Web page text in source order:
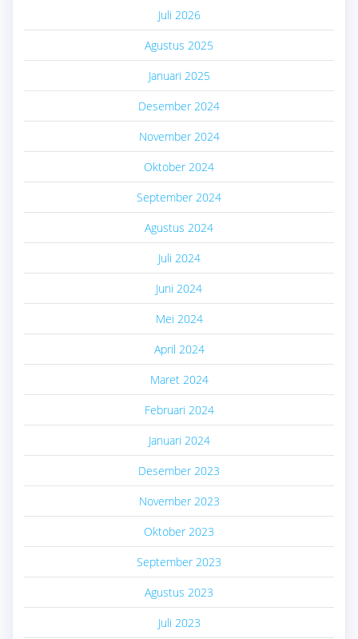
Juli 2026
Agustus 2025
Januari 2025
Desember 2024
November 2024
Oktober 2024
September 2024
Agustus 2024
Juli 2024
Juni 2024
Mei 2024
April 2024
Maret 2024
Februari 2024
Januari 2024
Desember 2023
November 2023
Oktober 2023
September 2023
Agustus 2023
Juli 2023